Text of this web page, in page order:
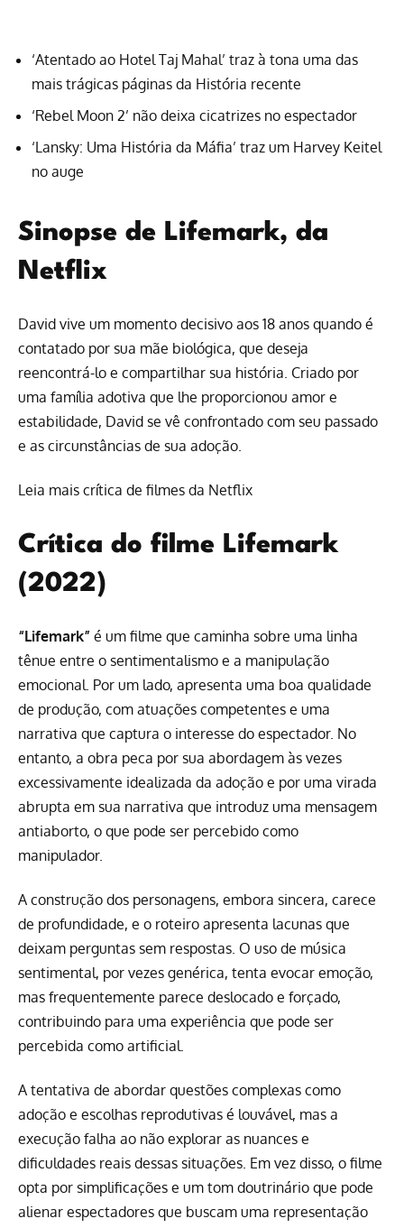
‘Atentado ao Hotel Taj Mahal’ traz à tona uma das
mais trágicas páginas da História recente
‘Rebel Moon 2’ não deixa cicatrizes no espectador
‘Lansky: Uma História da Máfia’ traz um Harvey Keitel
no auge
Sinopse de Lifemark, da
Netflix
David vive um momento decisivo aos 18 anos quando é
contatado por sua mãe biológica, que deseja
reencontrá-lo e compartilhar sua história. Criado por
uma família adotiva que lhe proporcionou amor e
estabilidade, David se vê confrontado com seu passado
e as circunstâncias de sua adoção.
Leia mais crítica de filmes da Netflix
Crítica do filme Lifemark
(2022)
“Lifemark” é um filme que caminha sobre uma linha
tênue entre o sentimentalismo e a manipulação
emocional. Por um lado, apresenta uma boa qualidade
de produção, com atuações competentes e uma
narrativa que captura o interesse do espectador. No
entanto, a obra peca por sua abordagem às vezes
excessivamente idealizada da adoção e por uma virada
abrupta em sua narrativa que introduz uma mensagem
antiaborto, o que pode ser percebido como
manipulador.
A construção dos personagens, embora sincera, carece
de profundidade, e o roteiro apresenta lacunas que
deixam perguntas sem respostas. O uso de música
sentimental, por vezes genérica, tenta evocar emoção,
mas frequentemente parece deslocado e forçado,
contribuindo para uma experiência que pode ser
percebida como artificial.
A tentativa de abordar questões complexas como
adoção e escolhas reprodutivas é louvável, mas a
execução falha ao não explorar as nuances e
dificuldades reais dessas situações. Em vez disso, o filme
opta por simplificações e um tom doutrinário que pode
alienar espectadores que buscam uma representação